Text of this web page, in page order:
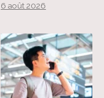
6 août 2026